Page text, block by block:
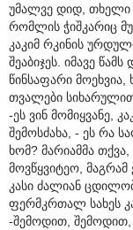
უმალვე დიდ, თხელი
რომლის ჭიშკარიც
კაკიმ რკინის
შეაბიჯეს. იმავე
წინსაფარი მოეხვია,
თვალები
-ეს ვინ მომიყვანე,
შემოსძახა, - ეს რა
ხომ? მარიამმა
მოვწყვიტეო,
კასი ძალიან
ფერმკრთალ სახეს
-შემოდით, შემოდით,